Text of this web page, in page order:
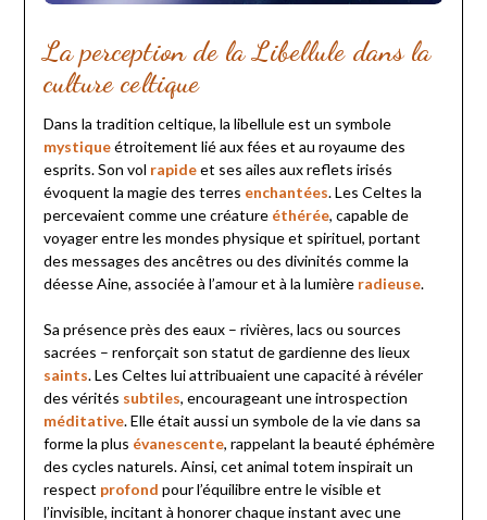
La perception de la Libellule dans la
culture celtique
Dans la tradition celtique, la libellule est un symbole
mystiqueétroitement lié aux fées et au royaume des
esprits. Son vol rapideet ses ailes aux reflets irisés
évoquent la magie des terres enchantées. Les Celtes la
percevaient comme une créature éthérée, capable de
voyager entre les mondes physique et spirituel, portant
des messages des ancêtres ou des divinités comme la
déesse Aine, associée à l’amour et à la lumière radieuse.
Sa présence près des eaux – rivières, lacs ou sources
sacrées – renforçait son statut de gardienne des lieux
saints. Les Celtes lui attribuaient une capacité à révéler
des vérités subtiles, encourageant une introspection
méditative. Elle était aussi un symbole de la vie dans sa
forme la plus évanescente, rappelant la beauté éphémère
des cycles naturels. Ainsi, cet animal totem inspirait un
respect profond pour l’équilibre entre le visible et
l’invisible, incitant à honorer chaque instant avec une